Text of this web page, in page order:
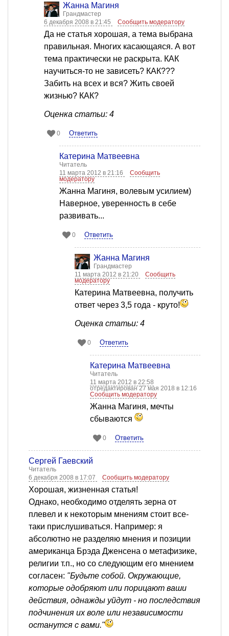
Жанна Магиня
Грандмастер
6 декабря 2008 в 21:45
Сообщить модератору
Да не статья хорошая, а тема выбрана
правильная. Многих касающаяся. А вот
тема практически не раскрыта. КАК
научиться-то не зависеть? КАК???
Забить на всех и вся? Жить своей
жизнью? КАК?
Оценка статьи: 4
0 Ответить
Катерина Матвеевна
Читатель
11 марта 2012 в 21:16
Сообщить
модератору
Жанна Магиня, волевым усилием)
Наверное, уверенность в себе
развивать...
0 Ответить
Жанна Магиня
Грандмастер
11 марта 2012 в 21:20
Сообщить
модератору
Катерина Матвеевна, получить
ответ через 3,5 года - круто!
Оценка статьи: 4
0 Ответить
Катерина Матвеевна
Читатель
11 марта 2012 в 22:58
отредактирован 27 мая 2018 в 12:16
Сообщить модератору
Жанна Магиня, мечты
сбываются
0 Ответить
Сергей Гаевский
Читатель
6 декабря 2008 в 17:07
Сообщить модератору
Хорошая, жизненная статья!
Однако, необходимо отделять зерна от
плевел и к некоторым мнениям стоит все-
таки прислушиваться. Например: я
абсолютно не разделяю мнения и позиции
американца Брэда Дженсена о метафизике,
религии т.п., но со следующим его мнением
согласен: "Будьте собой. Окружающие,
которые одобряют или порицают ваши
действия, однажды уйдут - но последствия
подчинения их воле или независимости
останутся с вами."